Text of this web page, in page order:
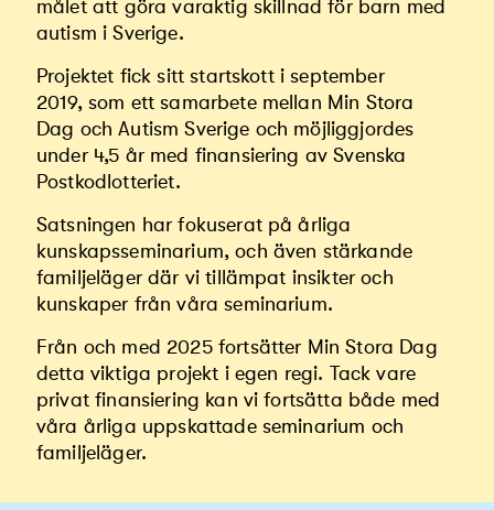
målet att göra varaktig skillnad för barn med
autism i Sverige.
Projektet fick sitt startskott i september
2019, som ett samarbete mellan Min Stora
Dag och Autism Sverige och möjliggjordes
under 4,5 år med finansiering av Svenska
Postkodlotteriet.
Satsningen har fokuserat på årliga
kunskapsseminarium, och även stärkande
familjeläger där vi tillämpat insikter och
kunskaper från våra seminarium.
Från och med 2025 fortsätter Min Stora Dag
detta viktiga projekt i egen regi. Tack vare
privat finansiering kan vi fortsätta både med
våra årliga uppskattade seminarium och
familjeläger.